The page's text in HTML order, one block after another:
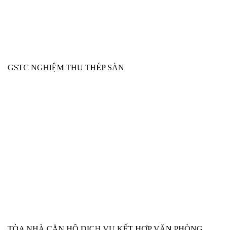
GSTC NGHIỆM THU THÉP SÀN